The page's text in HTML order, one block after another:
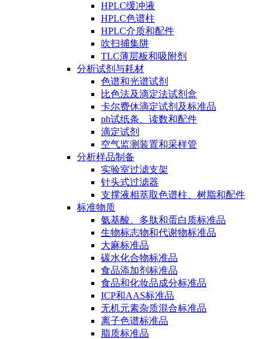
HPLC缓冲液
HPLC色谱柱
HPLC介质和配件
吹扫捕集阱
TLC薄层板和吸附剂
分析试剂与耗材
色谱和光谱试剂
比色法及滴定法试剂盒
卡尔费休滴定试剂及标准品
ph试纸条、读数和配件
滴定试剂
空气监测装置和采样管
分析样品制备
实验室过滤支架
针头式过滤器
支撑液相萃取色谱柱、树脂和配件
标准物质
氨基酸、多肽和蛋白质标准品
生物标志物和代谢物标准品
大麻标准品
碳水化合物标准品
食品添加剂标准品
食品和化妆品成分标准品
ICP和AAS标准品
无机元素杂质混合标准品
离子色谱标准品
脂质标准品